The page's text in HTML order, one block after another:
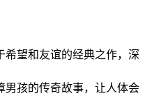
希望和友谊的经典之作，深
男孩的传奇故事，让人体会